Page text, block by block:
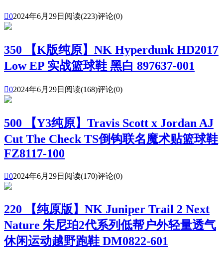
02024年6月29日 阅读(223)评论(0)
350 【K版纯原】NK Hyperdunk HD2017
Low EP 实战篮球鞋 黑白 897637-001
02024年6月29日 阅读(168)评论(0)
500 【Y3纯原】Travis Scott x Jordan AJ
Cut The Check TS倒钩联名魔术贴篮球鞋
FZ8117-100
02024年6月29日 阅读(170)评论(0)
220 【纯原版】NK Juniper Trail 2 Next
Nature 朱尼珀2代系列低帮户外轻量透气
休闲运动越野跑鞋 DM0822-601